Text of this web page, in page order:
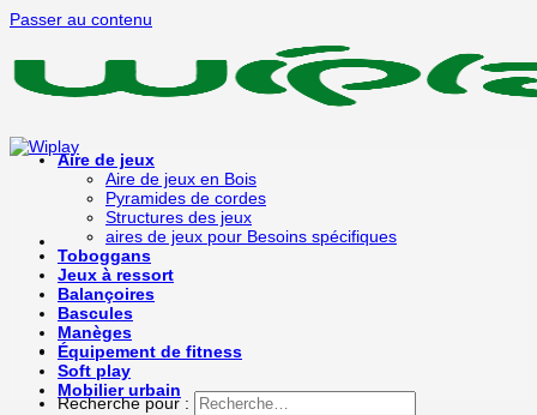
Passer au contenu
Recherche pour :
Aire de jeux
Aire de jeux en Bois
Pyramides de cordes
Structures des jeux
aires de jeux pour Besoins spécifiques
Toboggans
Jeux à ressort
Balançoires
Bascules
Manèges
Équipement de fitness
Soft play
Mobilier urbain